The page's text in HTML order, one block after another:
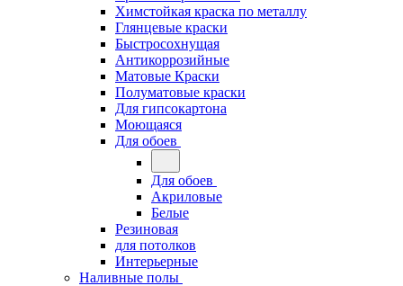
Химстойкая краска по металлу
Глянцевые краски
Быстросохнущая
Антикоррозийные
Матовые Краски
Полуматовые краски
Для гипсокартона
Моющаяся
Для обоев
Для обоев
Акриловые
Белые
Резиновая
для потолков
Интерьерные
Наливные полы